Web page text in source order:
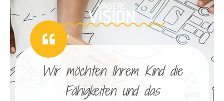
UNSERE
VISION
Wir möchten Ihrem Kind die
Fähigkeiten und das